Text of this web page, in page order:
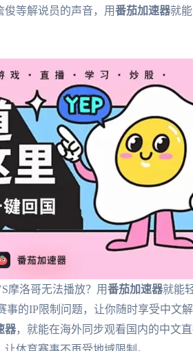
等解说员的声音，用番茄加速器就
摩洛哥无法播放？用番茄加速器就能
的IP限制问题，让你随时享受中文解
器，就能在海外同步观看国内的中文